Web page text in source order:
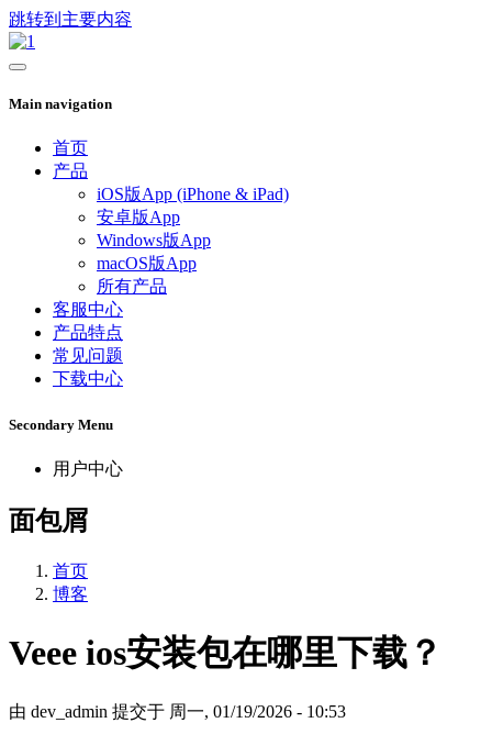
跳转到主要内容
Main navigation
首页
产品
iOS版App (iPhone & iPad)
安卓版App
Windows版App
macOS版App
所有产品
客服中心
产品特点
常见问题
下载中心
Secondary Menu
用户中心
面包屑
首页
博客
Veee ios安装包在哪里下载？
由 dev_admin 提交于 周一, 01/19/2026 - 10:53